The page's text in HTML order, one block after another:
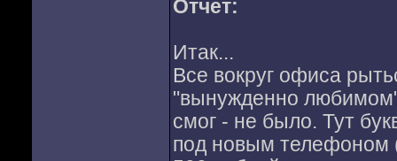
Отчет:
Итак...
Все вокруг офиса
"вынужденно
смог - не было. Тут
под новым телефоном